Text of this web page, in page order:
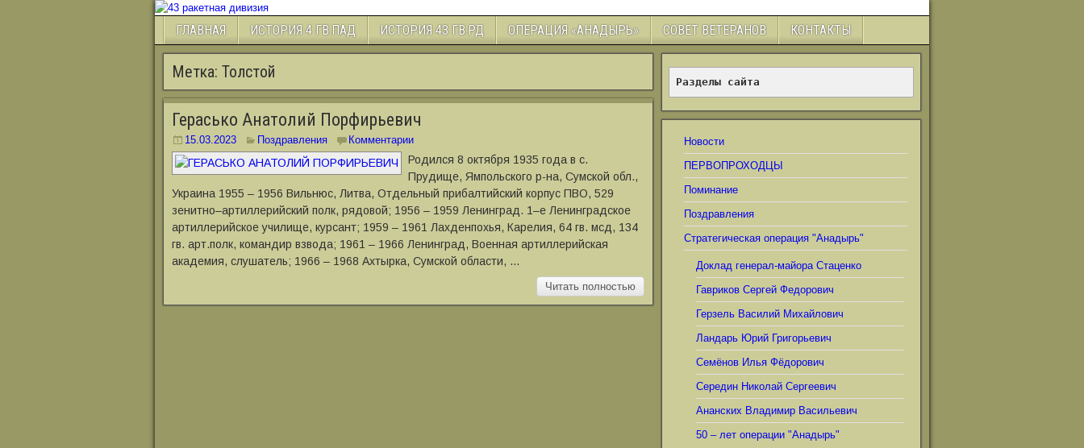
ГЛАВНАЯ ИСТОРИЯ 4 ГВ.ПАД ИСТОРИЯ 43 ГВ.РД ОПЕРАЦИЯ «АНАДЫРЬ» СОВЕТ ВЕТЕРАНОВ КОНТАКТЫ
Метка: Толстой
Герасько Анатолий Порфирьевич
15.03.2023 Поздравления Комментарии
Родился 8 октября 1935 года в с.
Прудище, Ямпольского р-на, Сумской обл.,
Украина 1955 – 1956 Вильнюс, Литва, Отдельный прибалтийский корпус ПВО, 529
зенитно–артиллерийский полк, рядовой; 1956 – 1959 Ленинград. 1–е Ленинградское
артиллерийское училище, курсант; 1959 – 1961 Лахденпохья, Карелия, 64 гв. мсд, 134
гв. арт.полк, командир взвода; 1961 – 1966 Ленинград, Военная артиллерийская
академия, слушатель; 1966 – 1968 Ахтырка, Сумской области, …
Читать полностью
Разделы сайта
Новости
ПЕРВОПРОХОДЦЫ
Поминание
Поздравления
Стратегическая операция "Анадырь"
Доклад генерал-майора Стаценко
Гавриков Сергей Федорович
Герзель Василий Михайлович
Ландарь Юрий Григорьевич
Семёнов Илья Фёдорович
Середин Николай Сергеевич
Ананских Владимир Васильевич
50 – лет операции "Анадырь"